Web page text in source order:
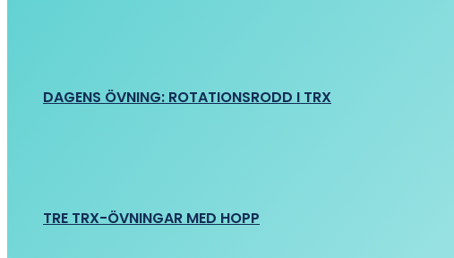
DAGENS ÖVNING: ROTATIONSRODD I TRX
TRE TRX-ÖVNINGAR MED HOPP